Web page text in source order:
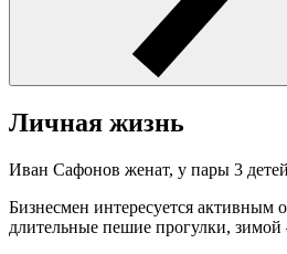
Личная жизнь
Иван Сафонов женат, у пары 3
Бизнесмен интересуется
длительные пешие прогулки,